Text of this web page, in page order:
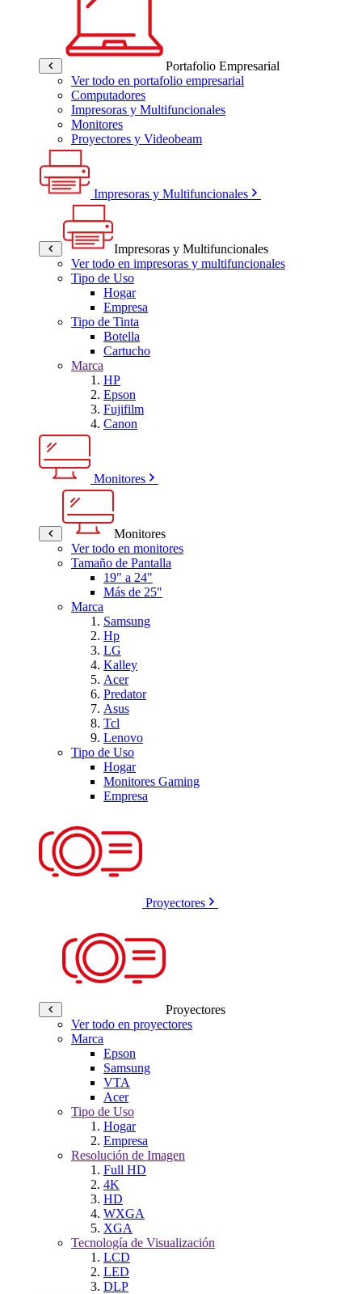
Portafolio Empresarial
Ver todo en portafolio empresarial
Computadores
Impresoras y Multifuncionales
Monitores
Proyectores y Videobeam
Impresoras y Multifuncionales
Impresoras y Multifuncionales
Ver todo en impresoras y multifuncionales
Tipo de Uso
Hogar
Empresa
Tipo de Tinta
Botella
Cartucho
Marca
HP
Epson
Fujifilm
Canon
Monitores
Monitores
Ver todo en monitores
Tamaño de Pantalla
19" a 24"
Más de 25"
Marca
Samsung
Hp
LG
Kalley
Acer
Predator
Asus
Tcl
Lenovo
Tipo de Uso
Hogar
Monitores Gaming
Empresa
Proyectores
Proyectores
Ver todo en proyectores
Marca
Epson
Samsung
VTA
Acer
Tipo de Uso
Hogar
Empresa
Resolución de Imagen
Full HD
4K
HD
WXGA
XGA
Tecnología de Visualización
LCD
LED
DLP